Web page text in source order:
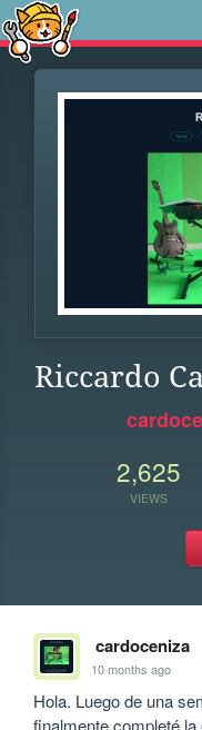
Riccardo
2,625
VIEWS
cardoceniza
10 months ago
Hola. Luego de una
finalmente completé